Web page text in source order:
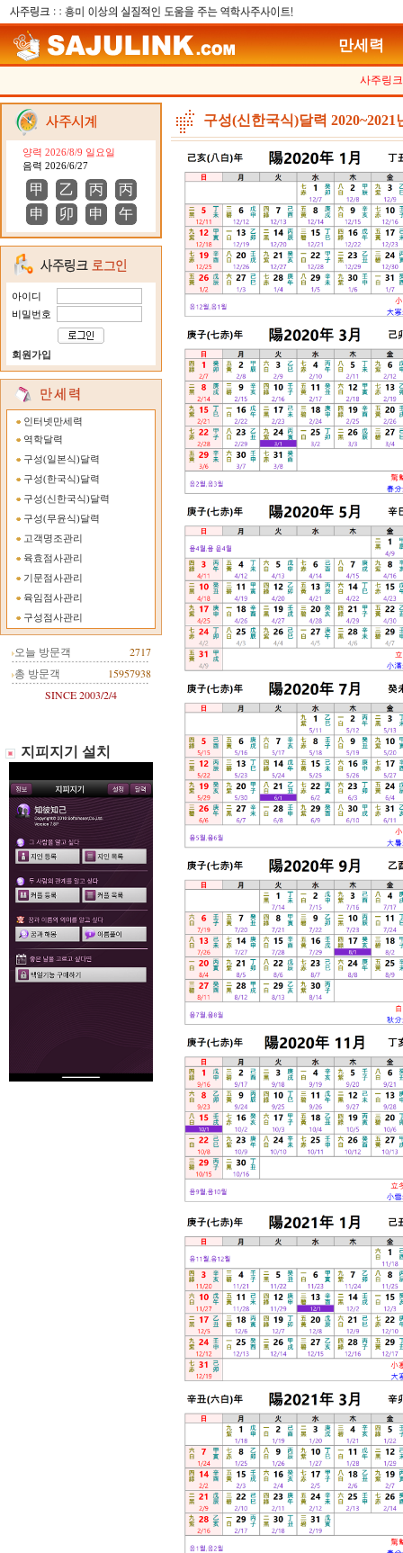
만세력
사주링크
양력 2026/8/9 일요일
음력 2026/6/27
甲 乙 丙
丙
申
卯 申 午
아이디
비밀번호
회원가입
인터넷만세력
역학달력
구성(일본식)달력
구성(한국식)달력
구성(신한국식)달력
구성(무윤식)달력
고객명조관리
육효점사관리
기문점사관리
육임점사관리
구성점사관리
오늘 방문객
2717
총 방문객
15957938
SINCE 2003/2/4
지피지기 설치
구성(신한국식)달력 2020~2021